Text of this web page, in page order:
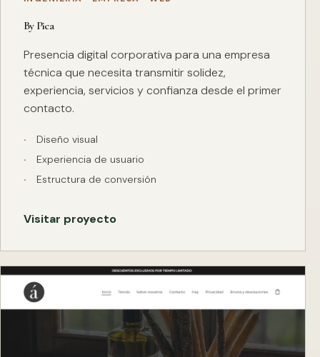
By Pica
Presencia digital corporativa para una empresa
técnica que necesita transmitir solidez,
experiencia, servicios y confianza desde el primer
contacto.
Diseño visual
Experiencia de usuario
Estructura de conversión
Visitar proyecto